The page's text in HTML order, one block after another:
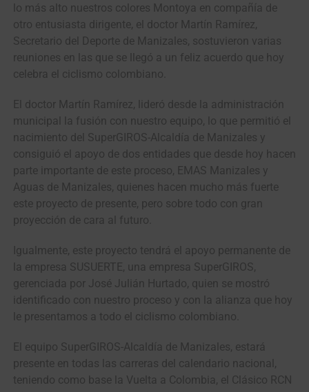
lo más alto nuestros colores Montoya en compañía de
otro entusiasta dirigente, el doctor Martín Ramírez,
Secretario del Deporte de Manizales, sostuvieron varias
reuniones en las que se llegó a un feliz acuerdo que hoy
celebra el ciclismo colombiano.
El doctor Martín Ramírez, lideró desde la administración
municipal la fusión con nuestro equipo, lo que permitió el
nacimiento del SuperGIROS-Alcaldía de Manizales y
consiguió el apoyo de dos entidades que desde hoy hacen
parte importante de este proceso, EMAS Manizales y
Aguas de Manizales, quienes hacen mucho más fuerte
este proyecto de presente, pero sobre todo con gran
proyección de cara al futuro.
Igualmente, este proyecto tendrá el apoyo permanente de
la empresa SUSUERTE, una empresa SuperGIROS,
gerenciada por José Julián Hurtado, quien se mostró
identificado con nuestro proceso y con la alianza que hoy
le presentamos a todo el ciclismo colombiano.
El equipo SuperGIROS-Alcaldía de Manizales, estará
presente en todas las carreras del calendario nacional,
teniendo como base la Vuelta a Colombia, el Clásico RCN